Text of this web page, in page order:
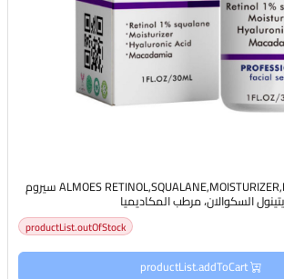
ALMOES RETINOL,SQUALANE,MOISTURIZER,MACADAMIA Serum سيروم
السكوالان، مرطب المكاديميا
productList.outOfStock
productList.addToCart